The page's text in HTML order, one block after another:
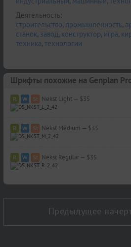
Деятельность:
строительство, промышленность,
станок, завод, конструктор, игра,
техника, технологии
Шрифты похожие на Genplan
Nekst Light — $35
Nekst Medium — $35
Nekst Regular — $35
Предыдущее